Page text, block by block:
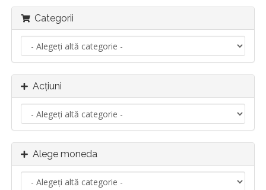
Categorii
Acțiuni
Alege moneda